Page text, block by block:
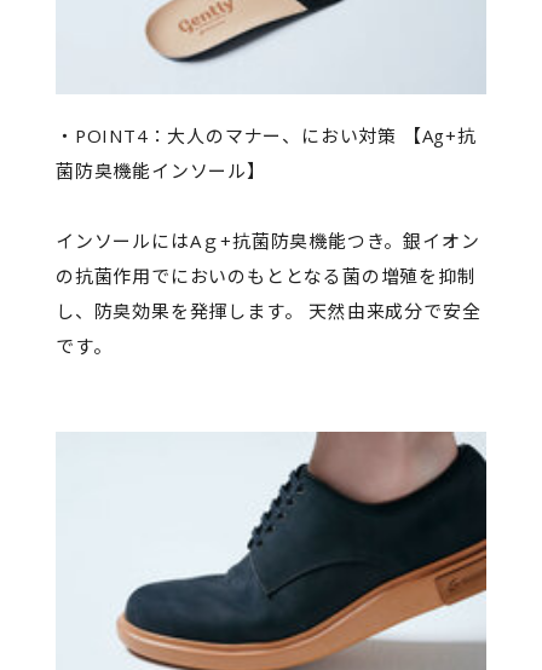
・POINT4：大人のマナー、におい対策 【Ag+抗
菌防臭機能インソール】
インソールにはAｇ+抗菌防臭機能つき。銀イオン
の抗菌作用でにおいのもととなる菌の増殖を抑制
し、防臭効果を発揮します。 天然由来成分で安全
です。